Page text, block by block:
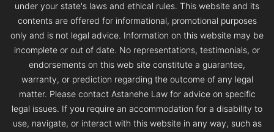
under your state's laws and ethical rules. This website and its
contents are offered for informational, promotional purposes
only and is not legal advice. Information on this website may be
incomplete or out of date. No representations, testimonials, or
endorsements on this web site constitute a guarantee,
warranty, or prediction regarding the outcome of any legal
matter. Please contact Astanehe Law for advice on specific
legal issues. If you require an accommodation for a disability to
use, navigate, or interact with this website in any way, such as